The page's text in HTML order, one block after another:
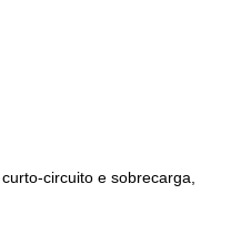
circuito e sobrecarga,